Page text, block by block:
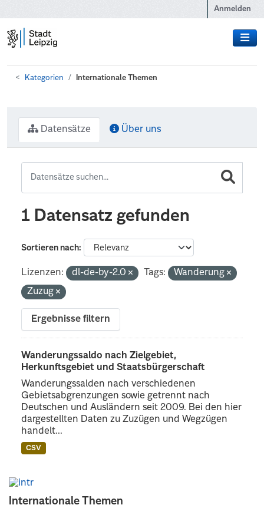
Anmelden
Kategorien Internationale Themen
Internationale Themen
Datensätze Über uns
1 Datensatz gefunden
Sortieren nach
Lizenzen: dl-de-by-2.0 Tags:
Wanderung
Zuzug
Ergebnisse filtern
Wanderungssaldo nach Zielgebiet,
Herkunftsgebiet und Staatsbürgerschaft
Wanderungssalden nach verschiedenen
Gebietsabgrenzungen sowie getrennt nach
Deutschen und Ausländern seit 2009. Bei den hier
dargestellten Daten zu Zuzügen und Wegzügen
handelt...
CSV